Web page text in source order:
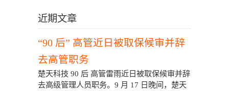
近期文章
“90 后” 高管近日被取保候审并辞
去高管职务
楚天科技 90 后 高管雷雨近日被取保候审并辞
去高级管理人员职务。9 月 17 日晚间，楚天